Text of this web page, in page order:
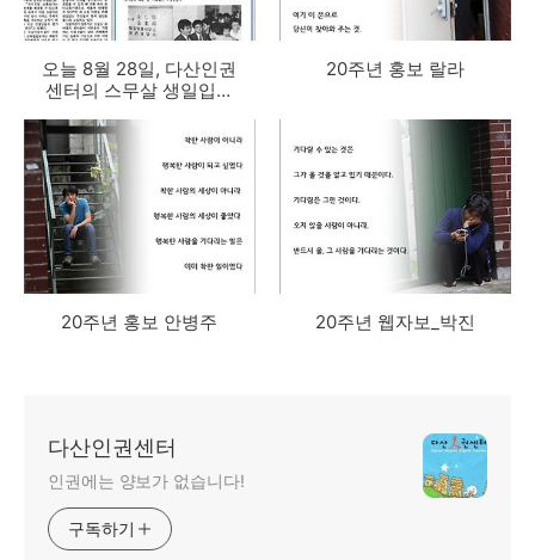
오늘 8월 28일, 다산인권
센터의 스무살 생일입니
20주년 홍보 랄라
20주년 홍보 안병주 20주년 웹자보_박진
다산인권센터
인권에는 양보가 없습니다!
구독하기